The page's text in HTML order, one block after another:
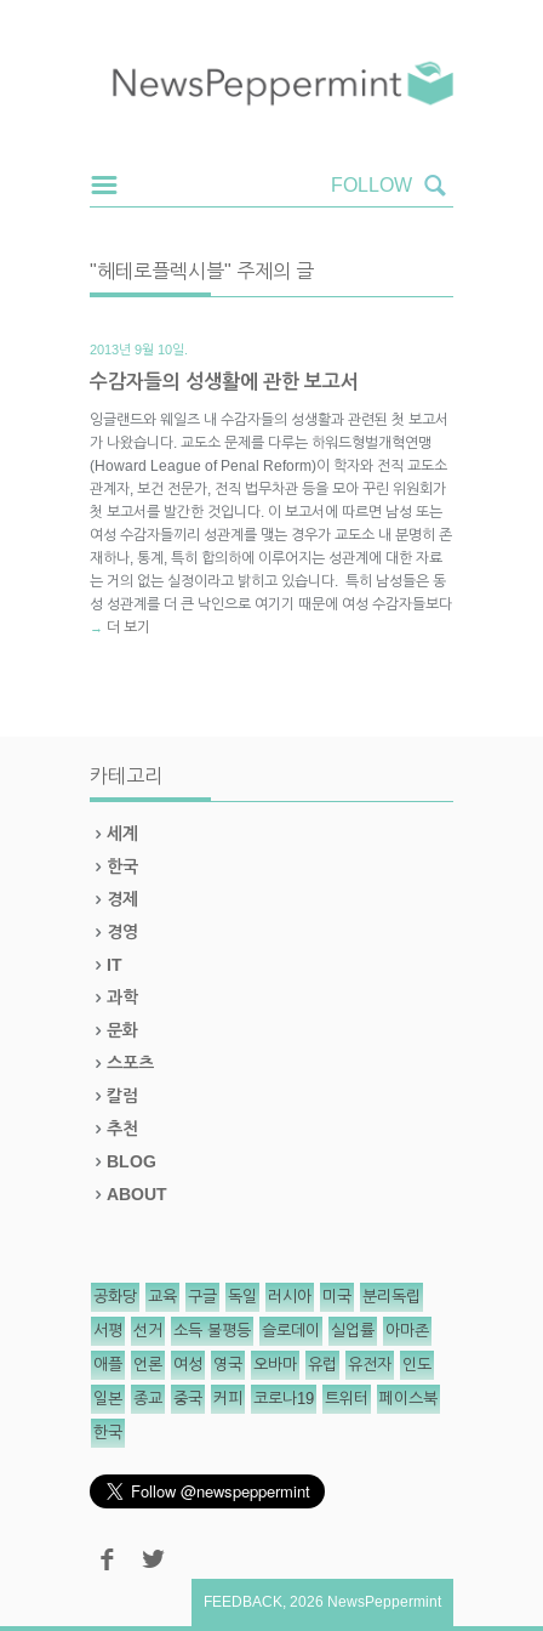
"헤테로플렉시블" 주제의 글
2013년 9월 10일.
수감자들의 성생활에 관한 보고서
잉글랜드와 웨일즈 내 수감자들의 성생활과 관련된 첫 보고서
가 나왔습니다. 교도소 문제를 다루는 하워드형벌개혁연맹
(Howard League of Penal Reform)이 학자와 전직 교도소
관계자, 보건 전문가, 전직 법무차관 등을 모아 꾸린 위원회가
첫 보고서를 발간한 것입니다. 이 보고서에 따르면 남성 또는
여성 수감자들끼리 성관계를 맺는 경우가 교도소 내 분명히 존
재하나, 통계, 특히 합의하에 이루어지는 성관계에 대한 자료
는 거의 없는 실정이라고 밝히고 있습니다. 특히 남성들은 동
성 성관계를 더 큰 낙인으로 여기기 때문에 여성 수감자들보다
→ 더 보기
카테고리
세계
한국
경제
경영
IT
과학
문화
스포츠
칼럼
추천
BLOG
ABOUT
공화당 교육 구글 독일 러시아 미국 분리독립
서평 선거 소득 불평등 슬로데이 실업률 아마존
애플 언론 여성 영국 오바마 유럽 유전자 인도
일본 종교 중국 커피 코로나19 트위터 페이스북
한국
FEEDBACK 2026 NewsPeppermint